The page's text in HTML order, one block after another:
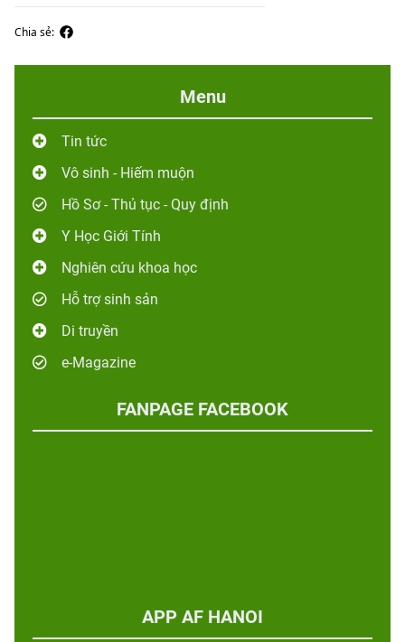
Chia sẻ:
Menu
Tin tức
Vô sinh - Hiếm muộn
Hồ Sơ - Thủ tục - Quy định
Y Học Giới Tính
Nghiên cứu khoa học
Hỗ trợ sinh sản
Di truyền
e-Magazine
FANPAGE FACEBOOK
APP AF HANOI